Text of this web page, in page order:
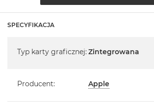
Informacje o produkcie:
SPECYFIKACJA
Typ karty graficznej: Zintegrowana
Producent: Apple